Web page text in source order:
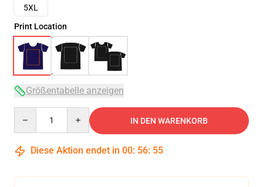
5XL
Print Location
Größentabelle anzeigen
IN DEN WARENKORB
Diese Aktion endet in 00: 56: 54